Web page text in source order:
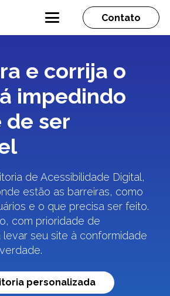
Contato
e corrija o
impedindo
de ser
de Acessibilidade Digital,
estão as barreiras, como
e o que precisa ser feito.
com prioridade de
seu site à conformidade
personalizada